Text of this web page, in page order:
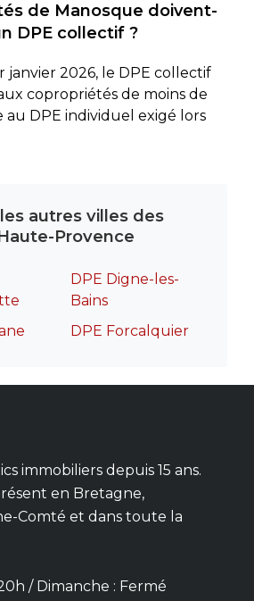
de Manosque doivent-
DPE collectif ?
janvier 2026, le DPE collectif
copropriétés de moins de
au DPE individuel exigé lors
autres villes des
Provence
DPE Digne-les-
Bains
DPE Forcalquier
immobiliers depuis 15 ans.
en Bretagne,
Comté et dans toute la
/ Dimanche : Fermé